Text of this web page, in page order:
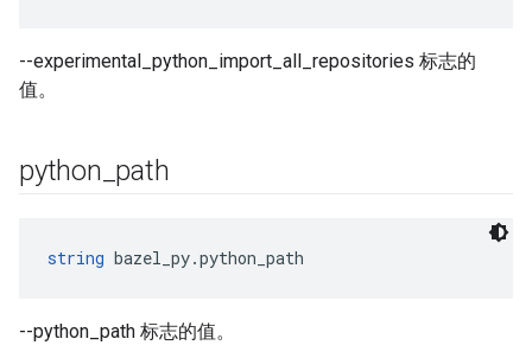
--experimental_python_import_all_repositories 标志的
值。
python path
string bazel_py.python_path
--python_path 标志的值。